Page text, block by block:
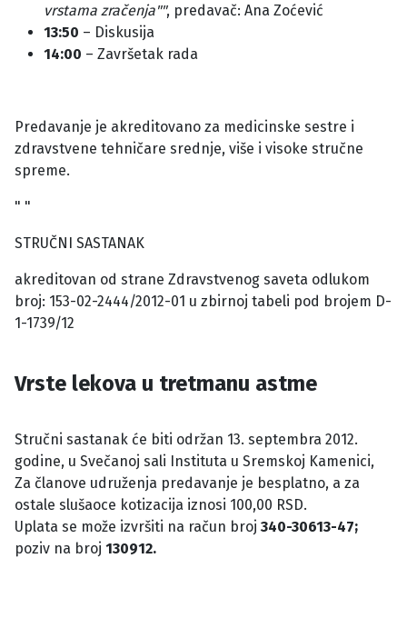
vrstama zračenja"", predavač: Ana Zoćević
13:50 – Diskusija
14:00 – Završetak rada
Predavanje je akreditovano za medicinske sestre i
zdravstvene tehničare srednje, više i visoke stručne
spreme.
" "
STRUČNI SASTANAK
akreditovan od strane Zdravstvenog saveta odlukom
broj: 153-02-2444/2012-01 u zbirnoj tabeli pod brojem D-
1-1739/12
Vrste lekova u tretmanu astme
Stručni sastanak će biti održan 13. septembra 2012.
godine, u Svečanoj sali Instituta u Sremskoj Kamenici,
Za članove udruženja predavanje je besplatno, a za
ostale slušaoce kotizacija iznosi 100,00 RSD.
Uplata se može izvršiti na račun broj 340-30613-47;
poziv na broj 130912.